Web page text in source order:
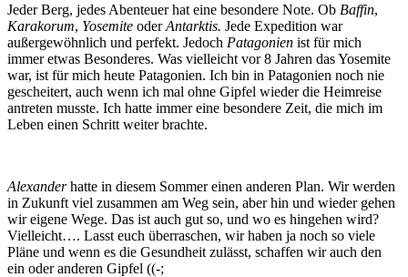
Jeder Berg, jedes Abenteuer hat eine besondere Note. Ob Baffin,
Karakorum, Yosemite oderAntarktis. Jede Expedition war
außergewöhnlich und perfekt. Jedoch Patagonien ist für mich
immer etwas Besonderes. Was vielleicht vor 8 Jahren das Yosemite
war, ist für mich heute Patagonien. Ich bin in Patagonien noch nie
gescheitert, auch wenn ich mal ohne Gipfel wieder die Heimreise
antreten musste. Ich hatte immer eine besondere Zeit, die mich im
Leben einen Schritt weiter brachte.
Alexanderhatte in diesem Sommer einen anderen Plan. Wir werden
in Zukunft viel zusammen am Weg sein, aber hin und wieder gehen
wir eigene Wege. Das ist auch gut so, und wo es hingehen wird?
Vielleicht…. Lasst euch überraschen, wir haben ja noch so viele
Pläne und wenn es die Gesundheit zulässt, schaffen wir auch den
ein oder anderen Gipfel ((-;